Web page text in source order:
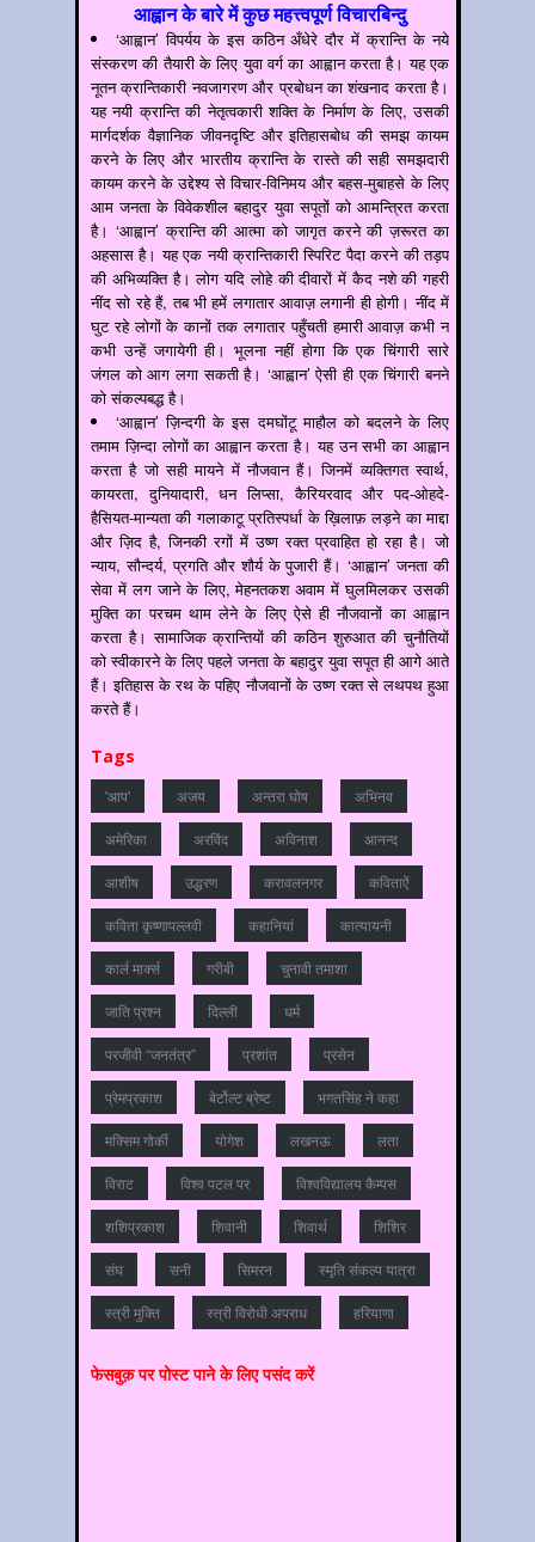
आह्वान के बारे में कुछ महत्त्वपूर्ण विचारबिन्दु
‘आह्वान’ विपर्यय के इस कठिन अँधेरे दौर में क्रान्ति के नये
संस्करण की तैयारी के लिए युवा वर्ग का आह्वान करता है। यह एक
नूतन क्रान्तिकारी नवजागरण और प्रबोधन का शंखनाद करता है।
यह नयी क्रान्ति की नेतृत्वकारी शक्ति के निर्माण के लिए, उसकी
मार्गदर्शक वैज्ञानिक जीवनदृष्टि और इतिहासबोध की समझ कायम
करने के लिए और भारतीय क्रान्ति के रास्ते की सही समझदारी
कायम करने के उद्देश्य से विचार-विनिमय और बहस-मुबाहसे के लिए
आम जनता के विवेकशील बहादुर युवा सपूतों को आमन्त्रित करता
है। ‘आह्वान’ क्रान्ति की आत्मा को जागृत करने की ज़रूरत का
अहसास है। यह एक नयी क्रान्तिकारी स्पिरिट पैदा करने की तड़प
की अभिव्यक्ति है। लोग यदि लोहे की दीवारों में कैद नशे की गहरी
नींद सो रहे हैं, तब भी हमें लगातार आवाज़ लगानी ही होगी। नींद में
घुट रहे लोगों के कानों तक लगातार पहुँचती हमारी आवाज़ कभी न
कभी उन्हें जगायेगी ही। भूलना नहीं होगा कि एक चिंगारी सारे
जंगल को आग लगा सकती है। ‘आह्वान’ ऐसी ही एक चिंगारी बनने
को संकल्पबद्ध है।
‘आह्वान’ ज़िन्दगी के इस दमघोंटू माहौल को बदलने के लिए
तमाम ज़िन्दा लोगों का आह्वान करता है। यह उन सभी का आह्वान
करता है जो सही मायने में नौजवान हैं। जिनमें व्यक्तिगत स्वार्थ,
कायरता, दुनियादारी, धन लिप्सा, कैरियरवाद और पद-ओहदे-
हैसियत-मान्यता की गलाकाटू प्रतिस्पर्धा के ख़िलाफ़ लड़ने का माद्दा
और ज़िद है, जिनकी रगों में उष्ण रक्त प्रवाहित हो रहा है। जो
न्याय, सौन्दर्य, प्रगति और शौर्य के पुजारी हैं। ‘आह्वान’ जनता की
सेवा में लग जाने के लिए, मेहनतकश अवाम में घुलमिलकर उसकी
मुक्ति का परचम थाम लेने के लिए ऐसे ही नौजवानों का आह्वान
करता है। सामाजिक क्रान्तियों की कठिन शुरुआत की चुनौतियों
को स्वीकारने के लिए पहले जनता के बहादुर युवा सपूत ही आगे आते
हैं। इतिहास के रथ के पहिए नौजवानों के उष्ण रक्त से लथपथ हुआ
करते हैं।
Tags
'आप' अजय अन्‍तरा घोष अभिनव
अमेरिका अरविंद अविनाश आनन्‍द
आशीष उद्धरण करावलनगर कविताऐं
कविता कृष्णापल्लवी कहानियां कात्‍यायनी
कार्ल मार्क्स गरीबी चुनावी तमाशा
जाति प्रश्‍न दिल्‍ली धर्म
परजीवी “जनतंत्र” प्रशांत प्रसेन
प्रेमप्रकाश बेर्टोल्ट ब्रेष्ट भगतसिंह ने कहा
मक्सिम गोर्की योगेश लखनऊ लता
विराट विश्‍व पटल पर विश्‍वविद्यालय कैम्‍पस
शशिप्रकाश शिवानी शिवार्थ शिशिर
संघ सनी सिमरन स्मृति संकल्प यात्रा
स्‍त्री मुक्ति स्‍त्री विरोधी अपराध हरियाणा
फेसबुक़ पर पोस्‍ट पाने के लिए पसंद करें